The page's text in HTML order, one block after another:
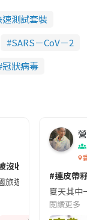
速測試套裝
SARS－CoV－2
冠狀病毒
沒收😱出發前切記檢查
旅遊的民眾，近期要
營養
香港
#連皮帶籽
夏天其中一
閱讀更多